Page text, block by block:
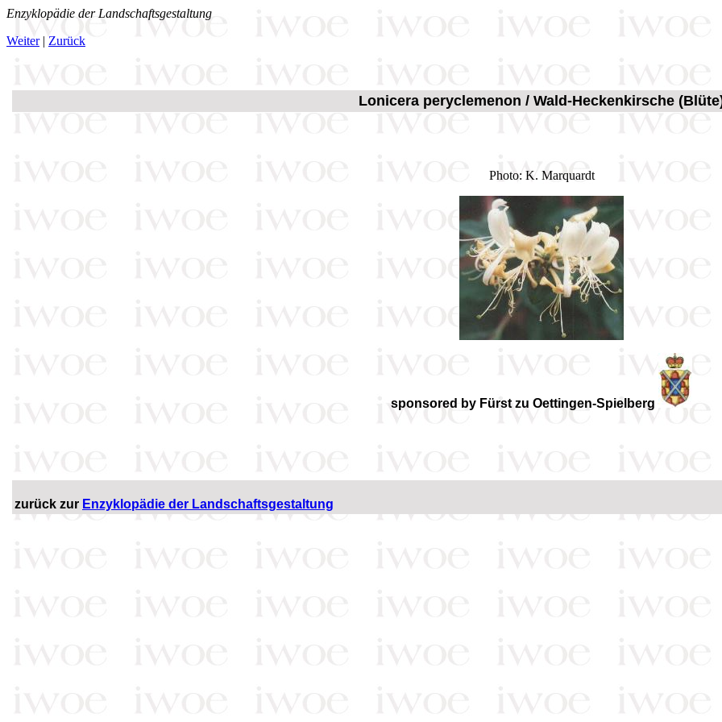
Enzyklopädie der Landschaftsgestaltung
Weiter| Zurück
Lonicera peryclemenon / Wald-Heckenkirsche
Photo: K. Marquardt
sponsored by Fürst zu Oettingen-Spielberg
zurück zur Enzyklopädie der Landschaftsgestaltung